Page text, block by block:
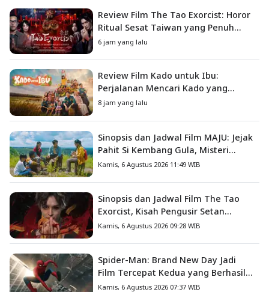
Review Film The Tao Exorcist: Horor
Ritual Sesat Taiwan yang Penuh
Misteri dan Teror Psikologis
6 jam yang lalu
Review Film Kado untuk Ibu:
Perjalanan Mencari Kado yang
Mengajarkan Arti Keluarga
8 jam yang lalu
Sinopsis dan Jadwal Film MAJU: Jejak
Pahit Si Kembang Gula, Misteri
Hilangnya Bagas di Lokasi Jambore
Kamis, 6 Agustus 2026 11:49 WIB
Sinopsis dan Jadwal Film The Tao
Exorcist, Kisah Pengusir Setan
Melawan Kutukan Mematikan
Kamis, 6 Agustus 2026 09:28 WIB
Spider-Man: Brand New Day Jadi
Film Tercepat Kedua yang Berhasil
Tembus US$1 Miliar
Kamis, 6 Agustus 2026 07:37 WIB